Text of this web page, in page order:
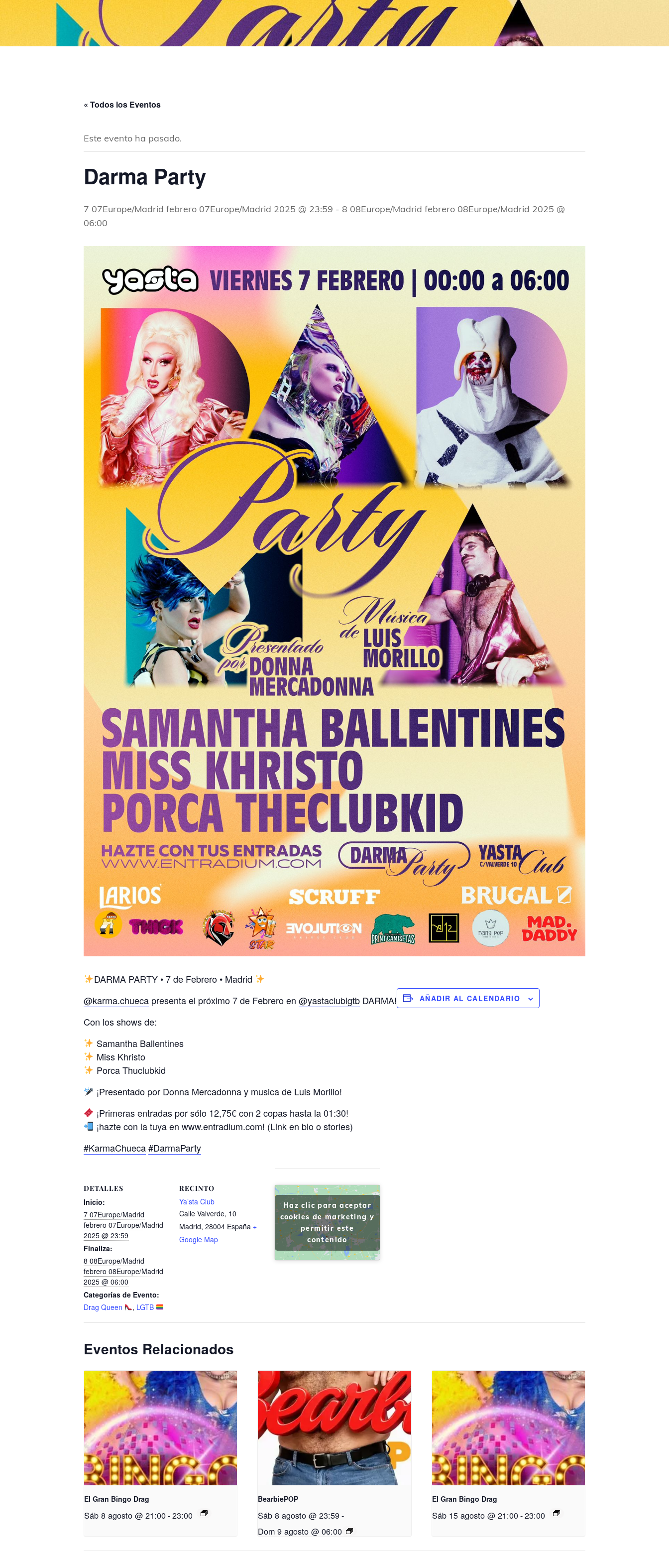
« Todos los Eventos
Este evento ha pasado.
Darma Party
7 07Europe/Madrid febrero 07Europe/Madrid 2025 @ 23:59 - 8 08Europe/Madrid febrero 08Europe/Madrid 2025 @
06:00
DARMA PARTY • 7 de Febrero • Madrid
@karma.chueca presenta el próximo 7 de Febrero en @yastaclublgtb DARMA!
Con los shows de:
Samantha Ballentines
Miss Khristo
Porca Thuclubkid
¡Presentado por Donna Mercadonna y musica de Luis Morillo!
¡Primeras entradas por sólo 12,75€ con 2 copas hasta la 01:30!
¡hazte con la tuya en www.entradium.com! (Link en bio o stories)
#KarmaChueca#DarmaParty
AÑADIR AL CALENDARIO
DETALLES
Inicio:
7 07Europe/Madrid
febrero 07Europe/Madrid
2025 @ 23:59
Finaliza:
8 08Europe/Madrid
febrero 08Europe/Madrid
2025 @ 06:00
Categorías de Evento:
Drag Queen
, LGTB
RECINTO
Ya’sta Club
Calle Valverde, 10
Madrid, 28004 España +
Google Map
Haz clic para aceptar
cookies de marketing y
permitir este
contenido
Eventos Relacionados
El Gran Bingo Drag
Sáb 8 agosto @ 21:00-23:00
BearbiePOP
Sáb 8 agosto @ 23:59-
Dom 9 agosto @ 06:00
El Gran Bingo Drag
Sáb 15 agosto @ 21:00-23:00